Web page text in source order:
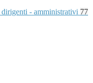
- amministrativi 77